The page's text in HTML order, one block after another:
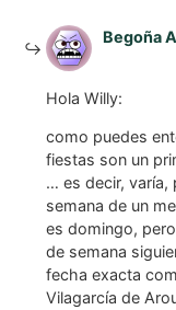
Begoña
Hola Willy:
como puedes
fiestas son un
… es decir, varía,
semana de un
es domingo,
de semana
fecha exacta
Vilagarcía de